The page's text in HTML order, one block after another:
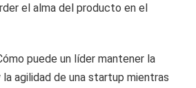
el alma del producto en el
puede un líder mantener la
la agilidad de una startup mientras